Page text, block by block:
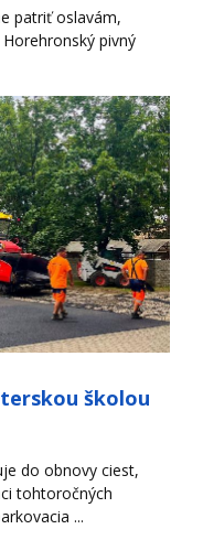
patriť oslavám,
pivný
školou
do obnovy ciest,
tohtoročných
...